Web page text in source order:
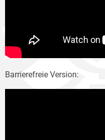
Barrierefreie Version: